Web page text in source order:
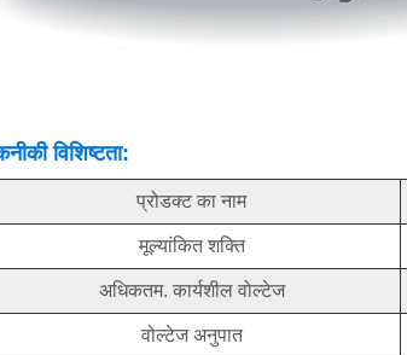
विशिष्टता:
प्रोडक्ट का नाम
मूल्यांकित शक्ति
अधिकतम. कार्यशील वोल्टेज
वोल्टेज अनुपात